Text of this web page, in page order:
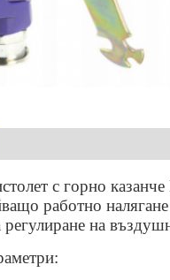
с горно
работно
на